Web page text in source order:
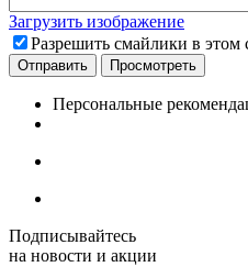
Загрузить изображение
Разрешить смайлики в этом
Персональные
Подписывайтесь
на новости и акции